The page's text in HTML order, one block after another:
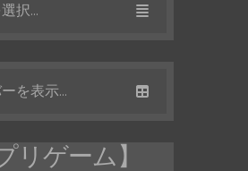
択...
を表示...
リゲーム】